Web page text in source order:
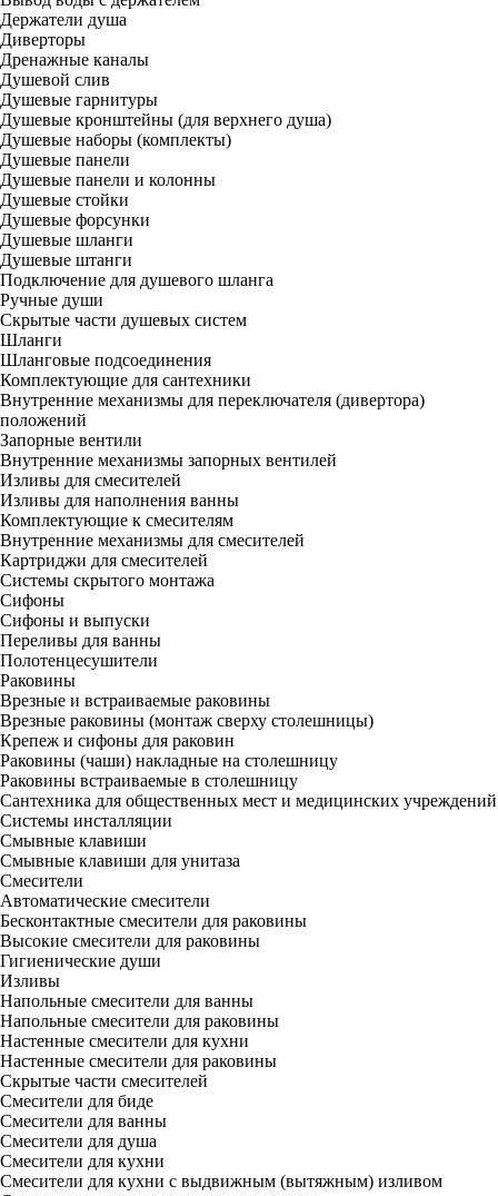
Держатели душа
Диверторы
Дренажные каналы
Душевой слив
Душевые гарнитуры
Душевые кронштейны (для верхнего душа)
Душевые наборы (комплекты)
Душевые панели
Душевые панели и колонны
Душевые стойки
Душевые форсунки
Душевые шланги
Душевые штанги
Подключение для душевого шланга
Ручные души
Скрытые части душевых систем
Шланги
Шланговые подсоединения
Комплектующие для сантехники
Внутренние механизмы для переключателя (дивертора)
положений
Запорные вентили
Внутренние механизмы запорных вентилей
Изливы для смесителей
Изливы для наполнения ванны
Комплектующие к смесителям
Внутренние механизмы для смесителей
Картриджи для смесителей
Системы скрытого монтажа
Сифоны
Сифоны и выпуски
Переливы для ванны
Полотенцесушители
Раковины
Врезные и встраиваемые раковины
Врезные раковины (монтаж сверху столешницы)
Крепеж и сифоны для раковин
Раковины (чаши) накладные на столешницу
Раковины встраиваемые в столешницу
Сантехника для общественных мест и медицинских учреждений
Системы инсталляции
Смывные клавиши
Смывные клавиши для унитаза
Смесители
Автоматические смесители
Бесконтактные смесители для раковины
Высокие смесители для раковины
Гигиенические души
Изливы
Напольные смесители для ванны
Напольные смесители для раковины
Настенные смесители для кухни
Настенные смесители для раковины
Скрытые части смесителей
Смесители для биде
Смесители для ванны
Смесители для душа
Смесители для кухни
Смесители для кухни с выдвижным (вытяжным) изливом